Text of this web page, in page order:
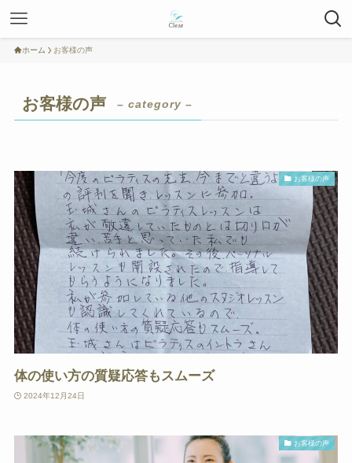
ホーム お客様の声
お客様の声 – category –
お客様の声
体の使い方の質疑応答もスムーズ
2024年12月24日
お客様の声